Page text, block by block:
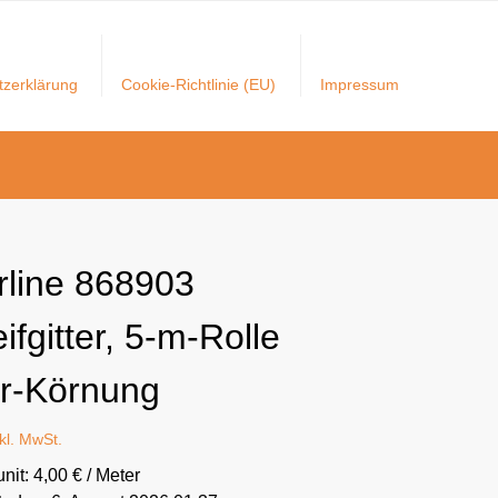
Cookie-Richtlinie (EU) Impressum
868903
5-m-Rolle
Körnung
MwSt.
4,00 € / Meter